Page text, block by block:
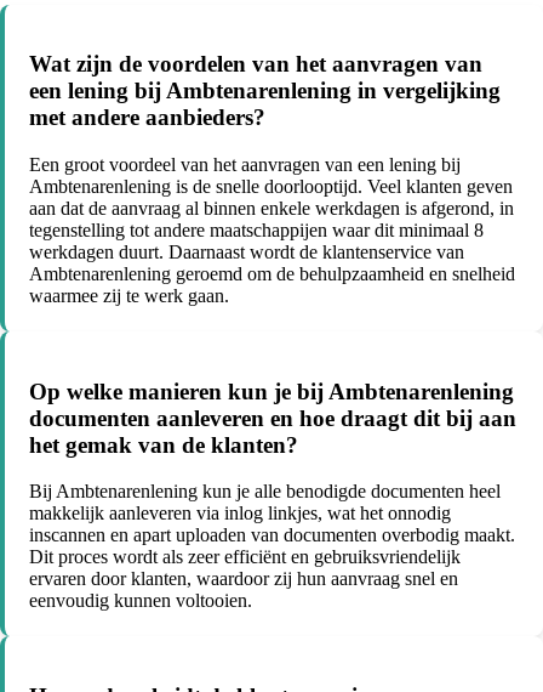
Wat zijn de voordelen van het aanvragen van
een lening bij Ambtenarenlening in vergelijking
met andere aanbieders?
Een groot voordeel van het aanvragen van een lening bij
Ambtenarenlening is de snelle doorlooptijd. Veel klanten geven
aan dat de aanvraag al binnen enkele werkdagen is afgerond, in
tegenstelling tot andere maatschappijen waar dit minimaal 8
werkdagen duurt. Daarnaast wordt de klantenservice van
Ambtenarenlening geroemd om de behulpzaamheid en snelheid
waarmee zij te werk gaan.
Op welke manieren kun je bij Ambtenarenlening
documenten aanleveren en hoe draagt dit bij aan
het gemak van de klanten?
Bij Ambtenarenlening kun je alle benodigde documenten heel
makkelijk aanleveren via inlog linkjes, wat het onnodig
inscannen en apart uploaden van documenten overbodig maakt.
Dit proces wordt als zeer efficiënt en gebruiksvriendelijk
ervaren door klanten, waardoor zij hun aanvraag snel en
eenvoudig kunnen voltooien.